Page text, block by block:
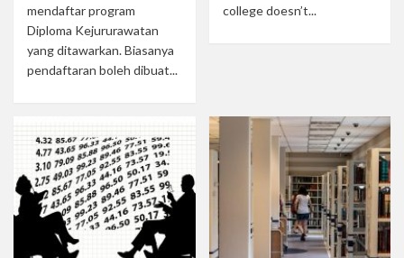
mendaftar program
Diploma Kejururawatan
yang ditawarkan. Biasanya
pendaftaran boleh dibuat...
college doesn’t...